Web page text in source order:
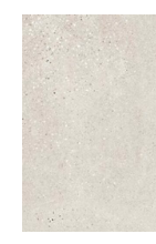
Brand
Debljina
Format pločice